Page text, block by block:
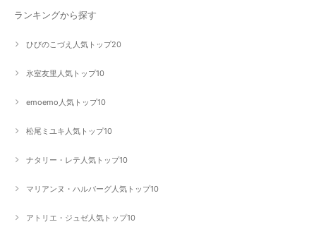
ランキングから探す
ひびのこづえ人気トップ20
氷室友里人気トップ10
emoemo人気トップ10
松尾ミユキ人気トップ10
ナタリー・レテ人気トップ10
マリアンヌ・ハルバーグ人気トップ10
アトリエ・ジュゼ人気トップ10